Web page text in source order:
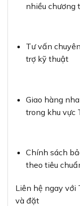
nhiều chương
Tư vấn
trợ kỹ thuật
Giao hàng
trong khu vực
Chính sách
theo tiêu
Liên hệ ngay với
và đặt